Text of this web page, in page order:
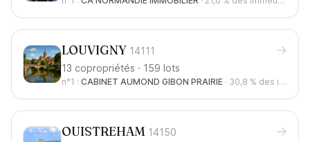
LOUVIGNY 14111
13 copropriétés · 159 lots
n°1 : CABINET AUMOND GIBON PRAIRIE · 30,8 % des immeubles
OUISTREHAM 14150